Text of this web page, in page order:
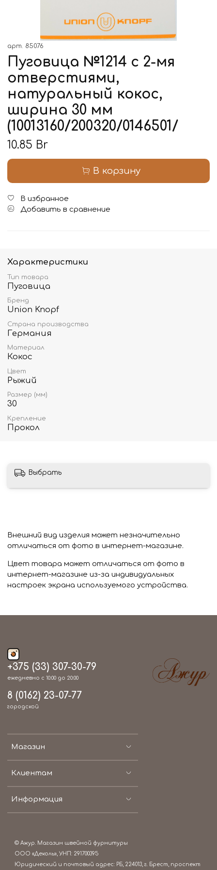
арт. 85076
Пуговица №1214 с 2-мя
отверстиями,
натуральный кокос,
ширина 30 мм
(10013160/200320/0146501/
10.85 Br
В корзину
В избранное
Добавить в сравнение
Характеристики
Тип товара
Пуговица
Бренд
Union Knopf
Страна производства
Германия
Материал
Кокос
Цвет
Рыжий
Размер (мм)
30
Крепление
Прокол
Выбрать
Внешний вид изделия может незначительно
отличаться от фото в интернет-магазине.
Цвет товара может отличаться от фото в
интернет-магазине из-за индивидуальных
настроек экрана используемого устройства.
Магазин
Клиентам
Информация
+375 (33) 307-30-79
ежедневно с 10:00 до 20:00
8 (0162) 23-07-77
городской
© Ажур. Магазин швейной фурнитуры
ООО «Деколь», УНП: 291700395
Юридический и почтовый адрес: РБ, 224013, г. Брест, проспект